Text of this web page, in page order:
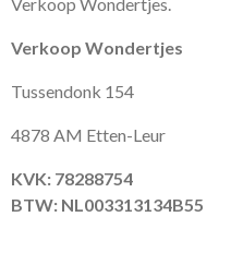
Verkoop Wondertjes
Tussendonk 154
4878 AM Etten-Leur
KVK: 78288754
BTW: NL003313134B55